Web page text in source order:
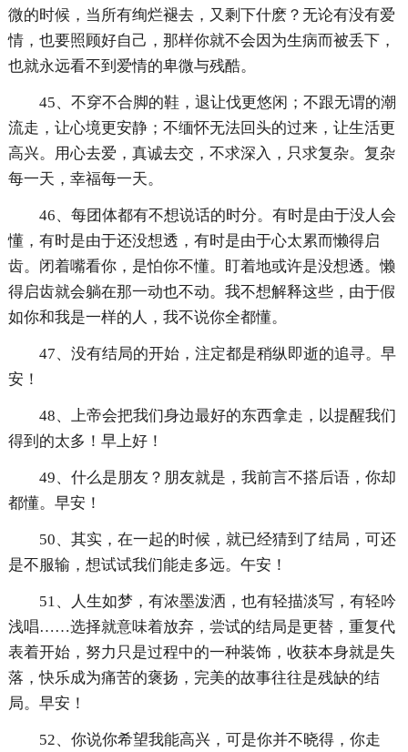
微的时候，当所有绚烂褪去，又剩下什麽？无论有没有爱
情，也要照顾好自己，那样你就不会因为生病而被丢下，
也就永远看不到爱情的卑微与残酷。
45、不穿不合脚的鞋，退让伐更悠闲；不跟无谓的潮
流走，让心境更安静；不缅怀无法回头的过来，让生活更
高兴。用心去爱，真诚去交，不求深入，只求复杂。复杂
每一天，幸福每一天。
46、每团体都有不想说话的时分。有时是由于没人会
懂，有时是由于还没想透，有时是由于心太累而懒得启
齿。闭着嘴看你，是怕你不懂。盯着地或许是没想透。懒
得启齿就会躺在那一动也不动。我不想解释这些，由于假
如你和我是一样的人，我不说你全都懂。
47、没有结局的开始，注定都是稍纵即逝的追寻。早
安！
48、上帝会把我们身边最好的东西拿走，以提醒我们
得到的太多！早上好！
49、什么是朋友？朋友就是，我前言不搭后语，你却
都懂。早安！
50、其实，在一起的时候，就已经猜到了结局，可还
是不服输，想试试我们能走多远。午安！
51、人生如梦，有浓墨泼洒，也有轻描淡写，有轻吟
浅唱……选择就意味着放弃，尝试的结局是更替，重复代
表着开始，努力只是过程中的一种装饰，收获本身就是失
落，快乐成为痛苦的褒扬，完美的故事往往是残缺的结
局。早安！
52、你说你希望我能高兴，可是你并不晓得，你走